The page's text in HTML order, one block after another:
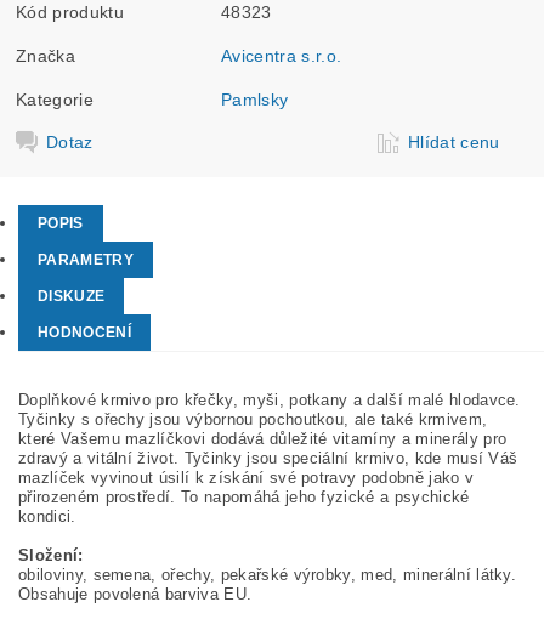
Kód produktu 48323
Značka Avicentra s.r.o.
Kategorie Pamlsky
Dotaz Hlídat cenu
POPIS
PARAMETRY
DISKUZE
HODNOCENÍ
Doplňkové krmivo pro křečky, myši, potkany a další malé hlodavce.
Tyčinky s ořechy jsou výbornou pochoutkou, ale také krmivem,
které Vašemu mazlíčkovi dodává důležité vitamíny a minerály pro
zdravý a vitální život. Tyčinky jsou speciální krmivo, kde musí Váš
mazlíček vyvinout úsilí k získání své potravy podobně jako v
přirozeném prostředí. To napomáhá jeho fyzické a psychické
kondici.
Složení:
obiloviny, semena, ořechy, pekařské výrobky, med, minerální látky.
Obsahuje povolená barviva EU.